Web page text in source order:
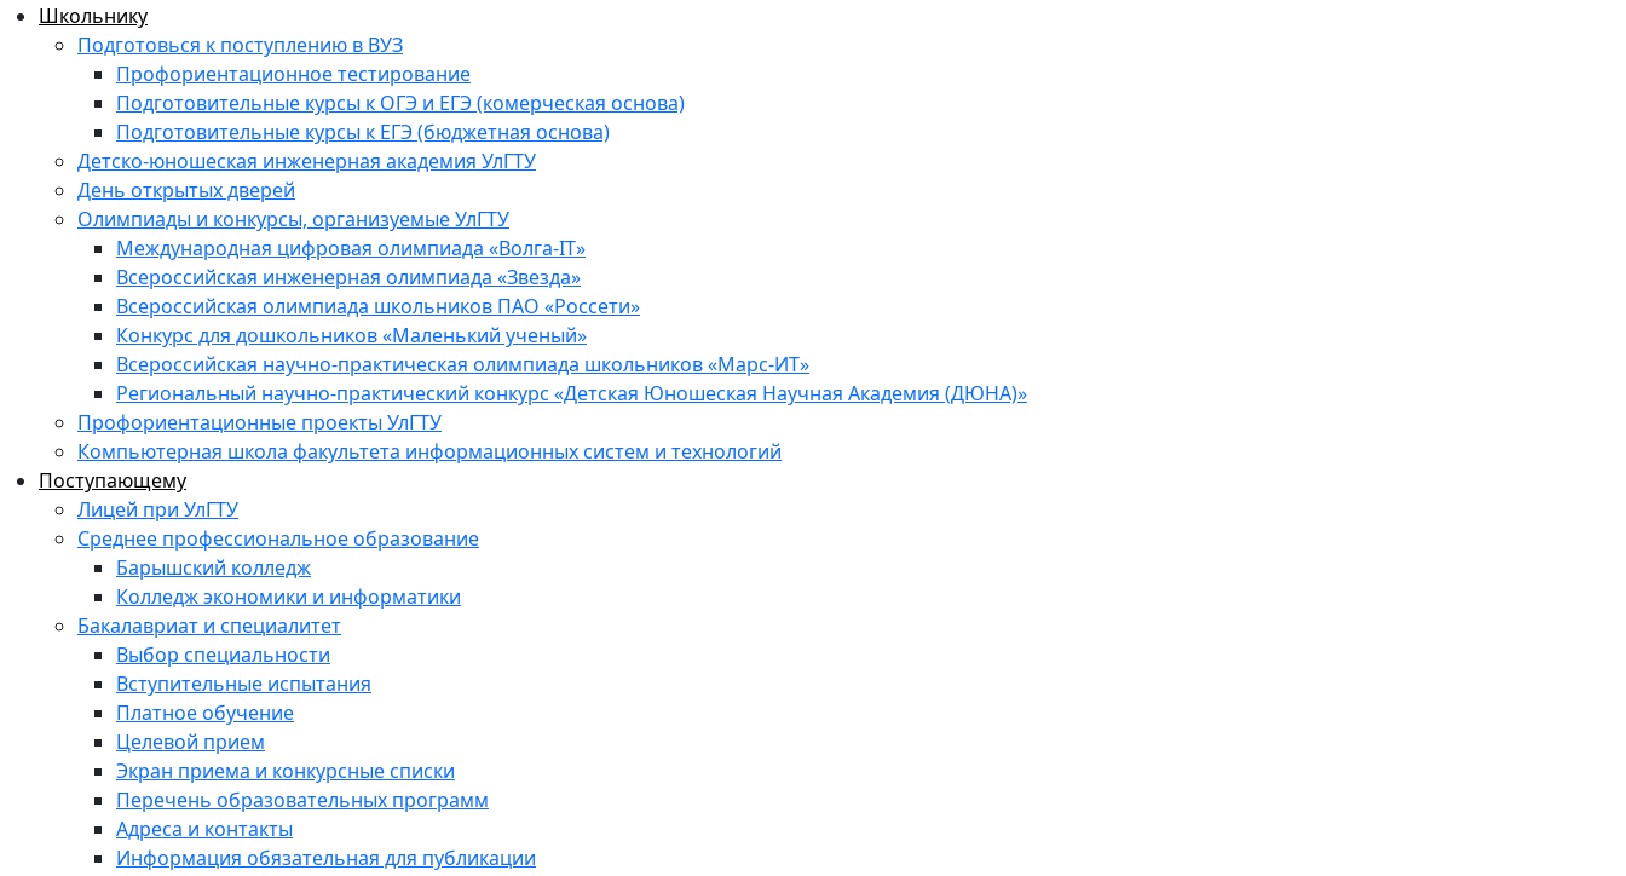
Школьнику
Подготовься к поступлению в ВУЗ
Профориентационное тестирование
Подготовительные курсы к ОГЭ и ЕГЭ (комерческая основа)
Подготовительные курсы к ЕГЭ (бюджетная основа)
Детско-юношеская инженерная академия УлГТУ
День открытых дверей
Олимпиады и конкурсы, организуемые УлГТУ
Международная цифровая олимпиада «Волга-IT»
Всероссийская инженерная олимпиада «Звезда»
Всероссийская олимпиада школьников ПАО «Россети»
Конкурс для дошкольников «Маленький ученый»
Всероссийская научно-практическая олимпиада школьников «Марс-ИТ»
Региональный научно-практический конкурс «Детская Юношеская Научная Академия (ДЮНА)»
Профориентационные проекты УлГТУ
Компьютерная школа факультета информационных систем и технологий
Поступающему
Лицей при УлГТУ
Среднее профессиональное образование
Барышский колледж
Колледж экономики и информатики
Бакалавриат и специалитет
Выбор специальности
Вступительные испытания
Платное обучение
Целевой прием
Экран приема и конкурсные списки
Перечень образовательных программ
Адреса и контакты
Информация обязательная для публикации